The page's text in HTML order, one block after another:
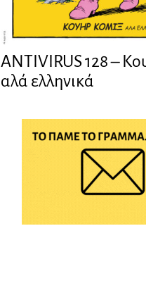
ANTIVIRUS 128 –
αλά ελληνικά